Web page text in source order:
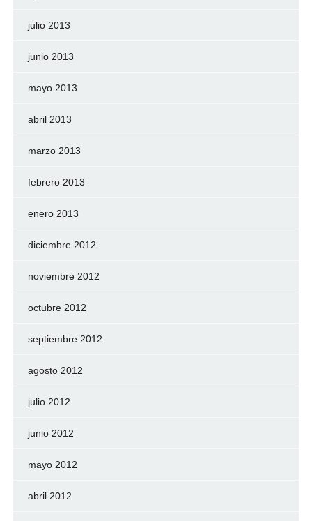
julio 2013
junio 2013
mayo 2013
abril 2013
marzo 2013
febrero 2013
enero 2013
diciembre 2012
noviembre 2012
octubre 2012
septiembre 2012
agosto 2012
julio 2012
junio 2012
mayo 2012
abril 2012